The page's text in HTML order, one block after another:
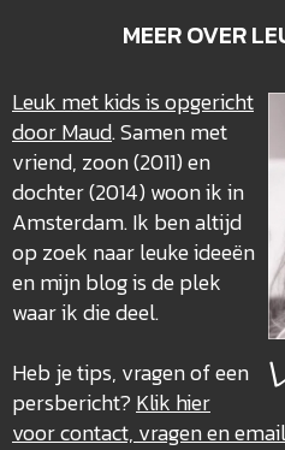
MEER OVER
Leuk met kids is opgericht
door Maud. Samen met
vriend, zoon (2011) en
dochter (2014) woon ik in
Amsterdam. Ik ben altijd
op zoek naar leuke ideeën
en mijn blog is de plek
waar ik die deel.
Heb je tips, vragen of een
persbericht? Klik hier
voor contact, vragen en email